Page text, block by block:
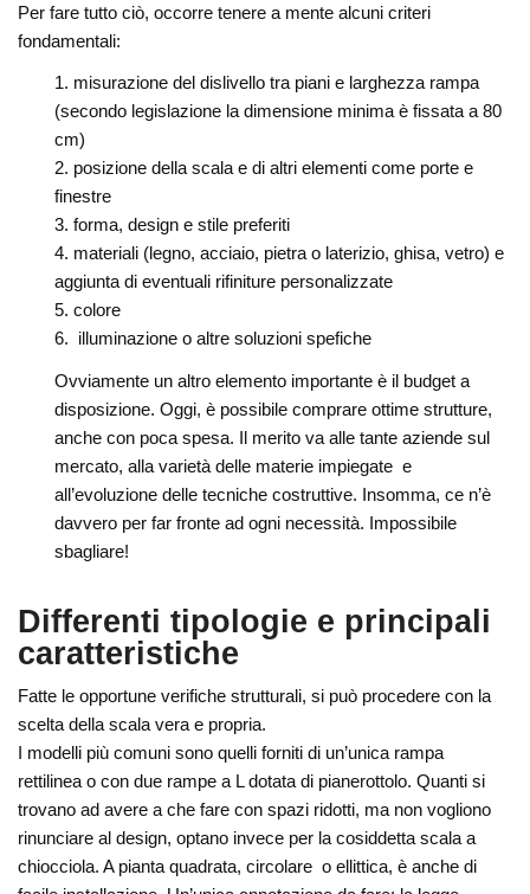
Per fare tutto ciò, occorre tenere a mente alcuni criteri
fondamentali:
misurazione del dislivello tra piani e larghezza rampa
(secondo legislazione la dimensione minima è fissata a 80
cm)
posizione della scala e di altri elementi come porte e
finestre
forma, design e stile preferiti
materiali (legno, acciaio, pietra o laterizio, ghisa, vetro) e
aggiunta di eventuali rifiniture personalizzate
colore
illuminazione o altre soluzioni spefiche
Ovviamente un altro elemento importante è il budget a
disposizione. Oggi, è possibile comprare ottime strutture,
anche con poca spesa. Il merito va alle tante aziende sul
mercato, alla varietà delle materie impiegate e
all’evoluzione delle tecniche costruttive. Insomma, ce n’è
davvero per far fronte ad ogni necessità. Impossibile
sbagliare!
Differenti tipologie e principali
caratteristiche
Fatte le opportune verifiche strutturali, si può procedere con la
scelta della scala vera e propria.
I modelli più comuni sono quelli forniti di un’unica rampa
rettilinea o con due rampe a L dotata di pianerottolo. Quanti si
trovano ad avere a che fare con spazi ridotti, ma non vogliono
rinunciare al design, optano invece per la cosiddetta scala a
chiocciola. A pianta quadrata, circolare o ellittica, è anche di